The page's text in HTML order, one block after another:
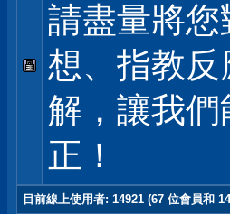
請盡量將
想、指教
解，讓我
正！
目前線上使用者: 14921 (67 位會員和